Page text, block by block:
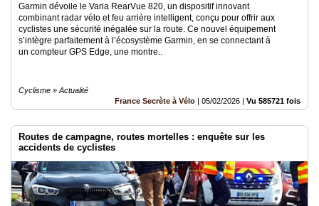
Garmin dévoile le Varia RearVue 820, un dispositif innovant
combinant radar vélo et feu arrière intelligent, conçu pour offrir aux
cyclistes une sécurité inégalée sur la route. Ce nouvel équipement
s’intègre parfaitement à l’écosystème Garmin, en se connectant à
un compteur GPS Edge, une montre..
Cyclisme » Actualité
France Secrète à Vélo | 05/02/2026 | Vu 585721 fois
Routes de campagne, routes mortelles : enquête sur les
accidents de cyclistes